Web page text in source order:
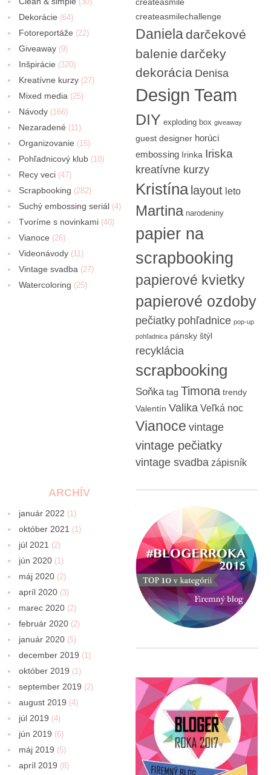
Dekorácie (64)
Fotoreportáže (22)
Giveaway (9)
Inšpirácie (320)
Kreatívne kurzy (27)
Mixed media (25)
Návody (166)
Nezaradené (11)
Organizovanie (15)
Pohľadnicový klub (10)
Recy veci (47)
Scrapbooking (282)
Suchý embossing seriál (4)
Tvoríme s novinkami (40)
Vianoce (26)
Videonávody (11)
Vintage svadba (27)
Watercoloring (25)
createasmilechallenge
Daniela darčekové
balenie darčeky
dekorácia Denisa
Design Team
DIY exploding box giveaway
guest designer horúci
embossing Irinka Iriska
kreatívne kurzy
Kristína layout leto
Martina narodeniny
papier na
scrapbooking
papierové kvietky
papierové ozdoby
pečiatky pohľadnice pop-up
pohľadnica pánsky štýl
recyklácia
scrapbooking
Soňka tag Timona trendy
Valentín Valika Veľká noc
Vianoce vintage
vintage pečiatky
vintage svadba zápisník
ARCHÍV
január 2022 (1)
október 2021 (1)
júl 2021 (2)
jún 2020 (1)
máj 2020 (2)
apríl 2020 (3)
marec 2020 (2)
február 2020 (2)
január 2020 (5)
december 2019 (1)
október 2019 (1)
september 2019 (2)
august 2019 (4)
júl 2019 (4)
jún 2019 (6)
máj 2019 (5)
apríl 2019 (8)